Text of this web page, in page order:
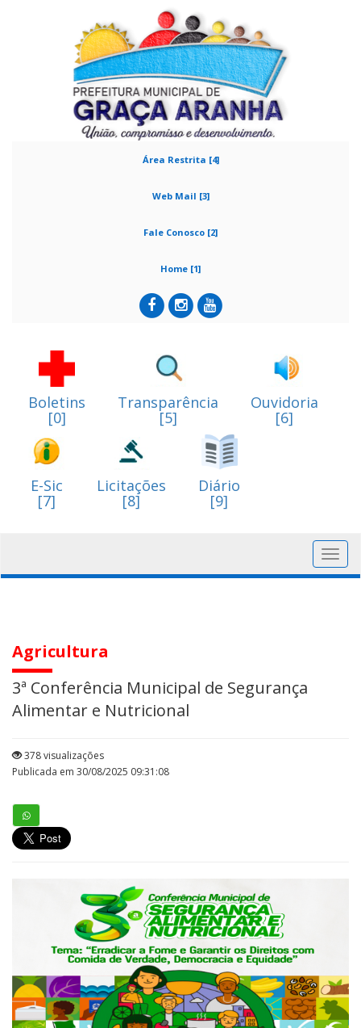
Área Restrita [4]
Web Mail [3]
Fale Conosco [2]
Home [1]
Boletins
[0]
Transparência
[5]
Ouvidoria
[6]
E-Sic
[7]
Licitações
[8]
Diário
[9]
Agricultura
3ª Conferência Municipal de Segurança
Alimentar e Nutricional
378 visualizações
Publicada em 30/08/2025 09:31:08